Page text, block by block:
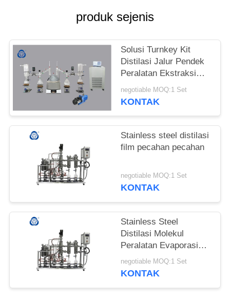
produk sejenis
Solusi Turnkey Kit
Distilasi Jalur Pendek
Peralatan Ekstraksi
Herbal Efisiensi Tinggi
negotiable MOQ:1 Set
KONTAK
Stainless steel distilasi
film pecahan pecahan
negotiable MOQ:1 Set
KONTAK
Stainless Steel
Distilasi Molekul
Peralatan Evaporasi
Area CBD Film
Menghapus Minyak
negotiable MOQ:1 Set
KONTAK